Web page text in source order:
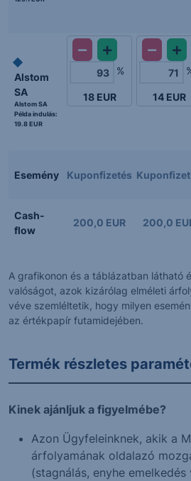
Alstom
SA
Alstom SA
Példa indulás:
19.8 EUR
%
18 EUR 14 EUR
Esemény Kuponfizetés
Cash-
flow
200,0 EUR 200,0
A grafikonon és a táblázatban látható
valóságot, azok kizárólag elméleti
véve szemléltetik, hogy milyen
az értékpapír futamidejében.
Termék részletes
Kinek ajánljuk a figyelmébe?
Azon Ügyfeleinknek, akik a
árfolyamának oldalazó
(stagnálás, enyhe emelkedés